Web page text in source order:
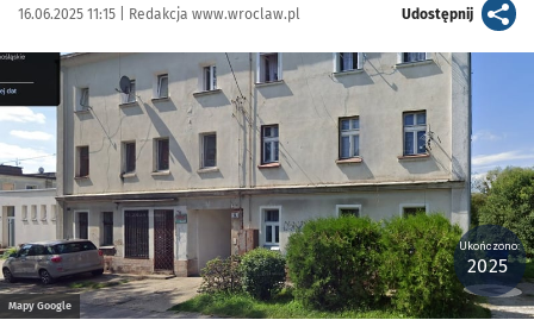
Data publikacji:
16.06.2025 11:15 | Autor:
Redakcja www.wroclaw.pl Udostępnijartykuł
Kliknij, aby powiększyć
Mapy Google
Ukończono:
2025